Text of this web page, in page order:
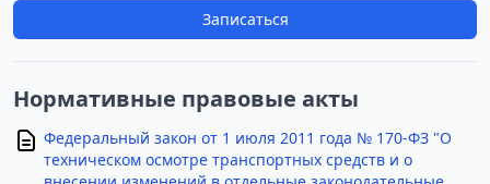
Записаться
Нормативные правовые акты
Федеральный закон от 1 июля 2011 года № 170-ФЗ "О
техническом осмотре транспортных средств и о